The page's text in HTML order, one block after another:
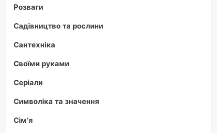
Розваги
Садівництво та рослини
Сантехніка
Своїми руками
Серіали
Символіка та значення
Сім'я